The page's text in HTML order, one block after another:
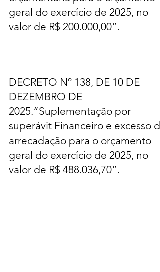
geral do exercício de 2025, no
valor de R$ 200.000,00”.
DECRETO Nº 138, DE 10 DE
DEZEMBRO DE
2025.“Suplementação por
superávit Financeiro e excesso de
arrecadação para o orçamento
geral do exercício de 2025, no
valor de R$ 488.036,70”.